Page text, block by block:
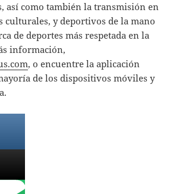
así como también la transmisión en
culturales, y deportivos de la mano
de deportes más respetada en la
información,
, o encuentre la aplicación
de los dispositivos móviles y